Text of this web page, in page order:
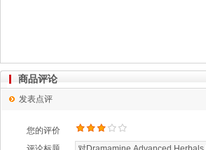
商品评论
发表点评
您的评价